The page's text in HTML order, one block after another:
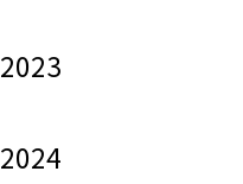
2023
2024